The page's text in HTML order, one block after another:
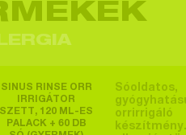
a
SINUS RINSE ORR
IRRIGÁTOR
SZETT, 120 ML-ES
PALACK + 60 DB
Sóoldatos,
orrirrigáló